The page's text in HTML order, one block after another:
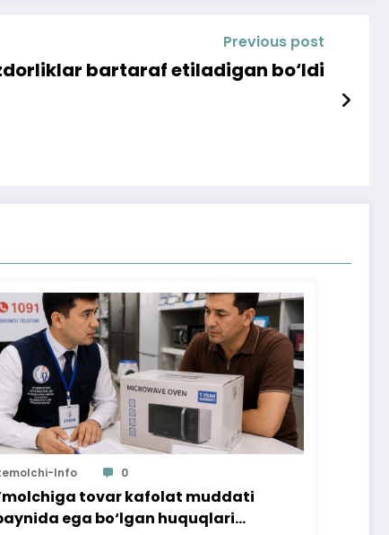
Previous post
bartaraf etiladigan bo‘ldi
Info 0
tovar kafolat muddati
ega bo‘lgan huquqlari